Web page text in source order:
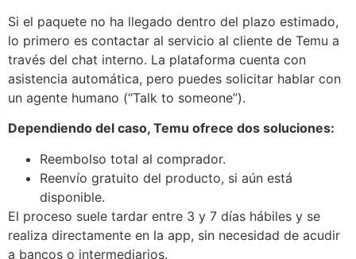
Si el paquete no ha llegado dentro del plazo estimado,
lo primero es contactar al servicio al cliente de Temu a
través del chat interno. La plataforma cuenta con
asistencia automática, pero puedes solicitar hablar con
un agente humano (“Talk to someone”).
Dependiendo del caso, Temu ofrece dos soluciones:
Reembolso total al comprador.
Reenvío gratuito del producto, si aún está
disponible.
El proceso suele tardar entre 3 y 7 días hábiles y se
realiza directamente en la app, sin necesidad de acudir
a bancos o intermediarios.